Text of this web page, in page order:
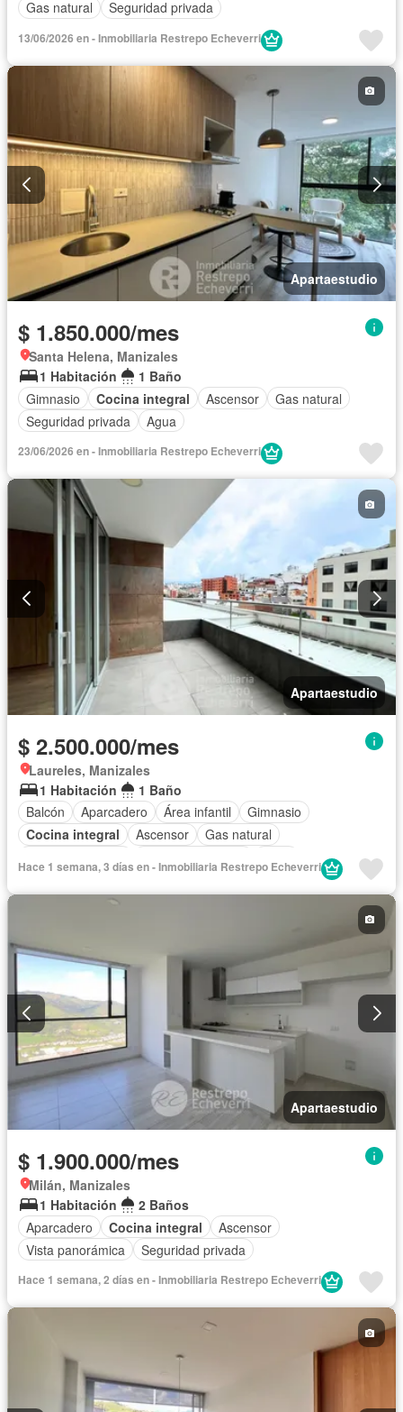
Gas natural Seguridad privada
13/06/2026 en - Inmobiliaria Restrepo Echeverri
Apartaestudio
$ 1.850.000/mes
Santa Helena, Manizales
1 Habitación
1 Baño
Gimnasio
Cocina integral Ascensor
Gas natural
Seguridad privada
Agua
23/06/2026 en - Inmobiliaria Restrepo Echeverri
Apartaestudio
$ 2.500.000/mes
Laureles, Manizales
1 Habitación
1 Baño
Balcón
Aparcadero Área infantil
Gimnasio
Cocina integral
Ascensor
Gas natural
Hace 1 semana, 3 días en - Inmobiliaria Restrepo Echeverri
Apartaestudio
$ 1.900.000/mes
Milán, Manizales
1 Habitación
2 Baños
Aparcadero
Cocina integral
Ascensor
Vista panorámica
Seguridad privada
Hace 1 semana, 2 días en - Inmobiliaria Restrepo Echeverri